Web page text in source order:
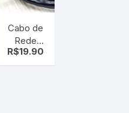
Cabo de
Rede
1.80 m
R$19.90